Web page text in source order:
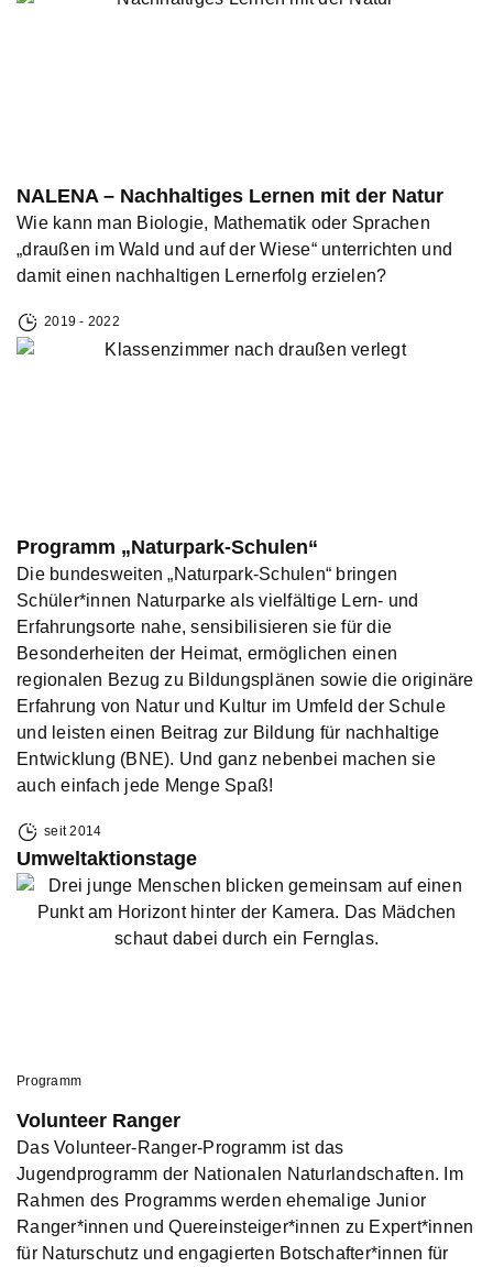
NALENA – Nachhaltiges Lernen mit der Natur
Wie kann man Biologie, Mathematik oder Sprachen
„draußen im Wald und auf der Wiese“ unterrichten und
damit einen nachhaltigen Lernerfolg erzielen?
2019 - 2022
Programm „Naturpark-Schulen“
Die bundesweiten „Naturpark-Schulen“ bringen
Schüler*innen Naturparke als vielfältige Lern- und
Erfahrungsorte nahe, sensibilisieren sie für die
Besonderheiten der Heimat, ermöglichen einen
regionalen Bezug zu Bildungsplänen sowie die originäre
Erfahrung von Natur und Kultur im Umfeld der Schule
und leisten einen Beitrag zur Bildung für nachhaltige
Entwicklung (BNE). Und ganz nebenbei machen sie
auch einfach jede Menge Spaß!
seit 2014
Umweltaktionstage
Programm
Volunteer Ranger
Das Volunteer-Ranger-Programm ist das
Jugendprogramm der Nationalen Naturlandschaften. Im
Rahmen des Programms werden ehemalige Junior
Ranger*innen und Quereinsteiger*innen zu Expert*innen
für Naturschutz und engagierten Botschafter*innen für